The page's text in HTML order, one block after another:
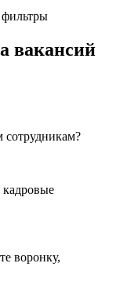
вакансий
сотрудникам?
кадровые
воронку,